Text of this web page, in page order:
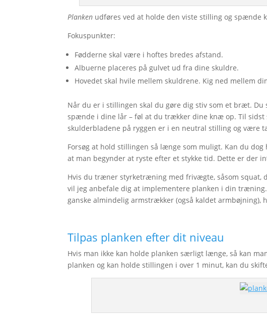
Planken udføres ved at holde den viste stilling og spænde
Fokuspunkter:
Fødderne skal være i hoftes bredes afstand.
Albuerne placeres på gulvet ud fra dine skuldre.
Hovedet skal hvile mellem skuldrene. Kig ned mellem
Når du er i stillingen skal du gøre dig stiv som et bræt.
spænde i dine lår – føl at du trækker dine knæ op. Til sidst
skulderbladene på ryggen er i en neutral stilling og være
Forsøg at hold stillingen så længe som muligt. Kan du
at man begynder at ryste efter et stykke tid. Dette er der
Hvis du træner styrketræning med frivægte, såsom squat,
vil jeg anbefale dig at implementere planken i din
ganske almindelig armstrækker (også kaldet armbøjning),
Tilpas planken efter dit niveau
Hvis man ikke kan holde planken særligt længe, så kan
planken og kan holde stillingen i over 1 minut, kan du